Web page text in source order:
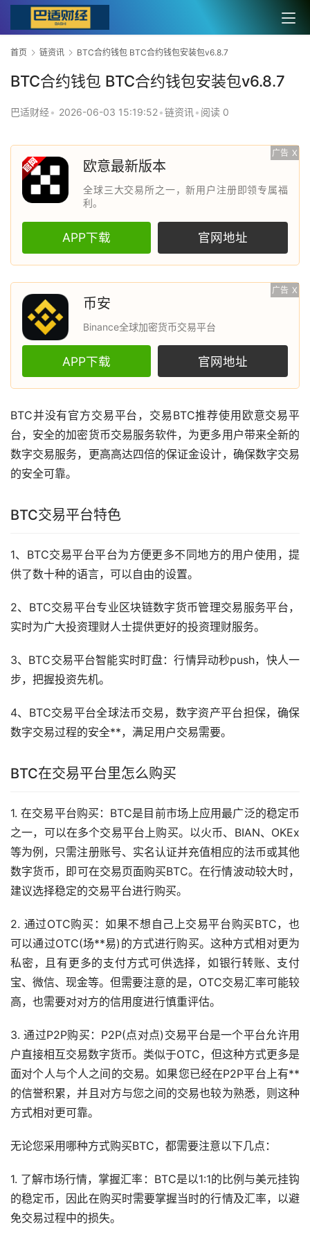
首页 链资讯 BTC合约钱包 BTC合约钱包安装包v6.8.7
BTC合约钱包 BTC合约钱包安装包v6.8.7
巴适财经• 2026-06-03 15:19:52•链资讯 • 阅读 0
广告 X
欧意最新版本
全球三大交易所之一，新用户注册即领专属福
利。
APP下载 官网地址
广告 X
币安
Binance全球加密货币交易平台
APP下载 官网地址
BTC并没有官方交易平台，交易BTC推荐使用欧意交易平
台，安全的加密货币交易服务软件，为更多用户带来全新的
数字交易服务，更高高达四倍的保证金设计，确保数字交易
的安全可靠。
BTC交易平台特色
1、BTC交易平台平台为方便更多不同地方的用户使用，提
供了数十种的语言，可以自由的设置。
2、BTC交易平台专业区块链数字货币管理交易服务平台，
实时为广大投资理财人士提供更好的投资理财服务。
3、BTC交易平台智能实时盯盘：行情异动秒push，快人一
步，把握投资先机。
4、BTC交易平台全球法币交易，数字资产平台担保，确保
数字交易过程的安全**，满足用户交易需要。
BTC在交易平台里怎么购买
1. 在交易平台购买：BTC是目前市场 上应用最广泛的稳定币
之一，可以在多个交易平台上购买。以火币、BIAN、OKEx
等为例，只需注册账号、实名认证并充值相应的法币或其他
数字货币，即可在交易页面购买BTC。在行情波动较大时，
建议选择稳定的交易平台进行购买。
2. 通过OTC购买：如果不想自己上交易平台购买BTC，也
可以通过OTC(场**易)的方式进行购买。这种方式相对更为
私密，且有更多的支付方式可供选择，如银行转账、 支付
宝、微信、现金等。但需要注意的是，OTC交易汇率可能较
高，也需要对对方的信用度进行慎重评估。
3. 通过P2P购买：P2P(点对点)交易平台是一个平台允许用
户直接相互交易数字货币。类似于OTC，但这种方式更多是
面对个人与个人之间的交易。如果您已经在P2P平台上有**
的信誉积累，并且对方与您之间的交易也较为熟悉，则这种
方式相对更可靠。
无论您采用哪种方式购买BTC，都需要注意以下几点：
1. 了解市场行情，掌握汇率：BTC是以1:1的比例与美元挂钩
的稳定币，因此在购买时需要掌握当时的行情及汇率，以避
免交易过程中的损失。